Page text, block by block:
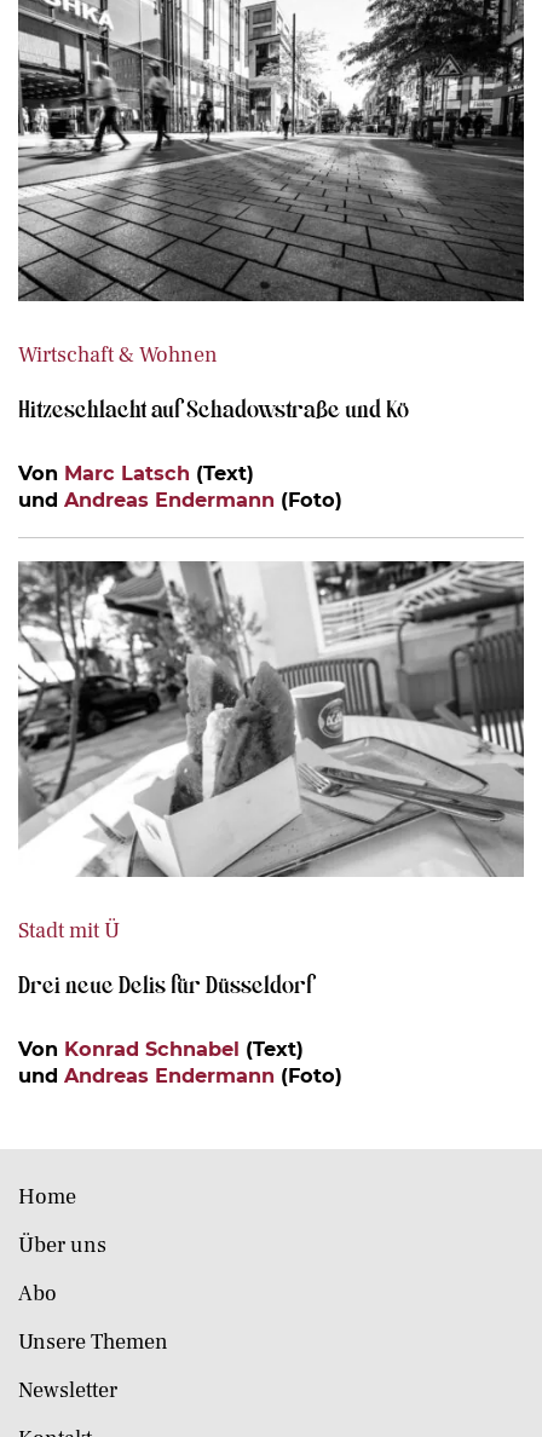
Wirtschaft & Wohnen
Hitzeschlacht auf Schadowstraße und Kö
Von Marc Latsch (Text)
und Andreas Endermann (Foto)
Stadt mit Ü
Drei neue Delis für Düsseldorf
Von Konrad Schnabel (Text)
und Andreas Endermann (Foto)
Home
Über uns
Abo
Unsere Themen
Newsletter